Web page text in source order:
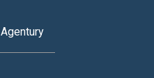
Agentury